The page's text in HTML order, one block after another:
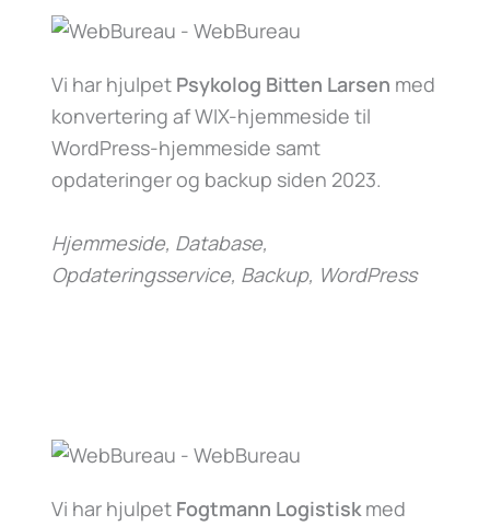
Vi har hjulpet Psykolog Bitten Larsen med
konvertering af WIX-hjemmeside til
WordPress-hjemmeside samt
opdateringer og backup siden 2023.
Hjemmeside, Database,
Opdateringsservice, Backup, WordPress
Vi har hjulpet Fogtmann Logistiskmed